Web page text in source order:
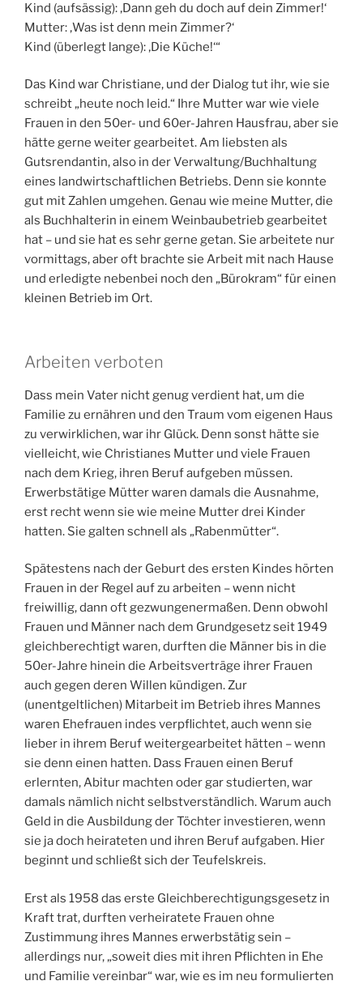
Diskussion zwischen Mutter und Kind.
Mutter: ‚Dann geh auf dein Zimmer!‘
Kind (aufsässig): ‚Dann geh du doch auf dein Zimmer!‘
Kind (überlegt lange): ‚Die Küche!‘“
Das Kind war Christiane, und der Dialog tut ihr, wie sie
schreibt „heute noch leid.“ Ihre Mutter war wie viele
Frauen in den 50er- und 60er-Jahren Hausfrau, aber sie
hätte gerne weiter gearbeitet. Am liebsten als
Gutsrendantin, also in der Verwaltung/Buchhaltung
eines landwirtschaftlichen Betriebs. Denn sie konnte
gut mit Zahlen umgehen. Genau wie meine Mutter, die
als Buchhalterin in einem Weinbaubetrieb gearbeitet
hat – und sie hat es sehr gerne getan. Sie arbeitete nur
vormittags, aber oft brachte sie Arbeit mit nach Hause
Arbeiten verboten
Dass mein Vater nicht genug verdient hat, um die
Familie zu ernähren und den Traum vom eigenen Haus
zu verwirklichen, war ihr Glück. Denn sonst hätte sie
vielleicht, wie Christianes Mutter und viele Frauen
nach dem Krieg, ihren Beruf aufgeben müssen.
Erwerbstätige Mütter waren damals die Ausnahme,
hatten. Sie galten schnell als „Rabenmütter“.
Spätestens nach der Geburt des ersten Kindes hörten
Frauen in der Regel auf zu arbeiten – wenn nicht
freiwillig, dann oft gezwungenermaßen. Denn obwohl
Frauen und Männer nach dem Grundgesetz seit 1949
gleichberechtigt waren, durften die Männer bis in die
50er-Jahre hinein die Arbeitsverträge ihrer Frauen
auch gegen deren Willen kündigen. Zur
(unentgeltlichen) Mitarbeit im Betrieb ihres Mannes
waren Ehefrauen indes verpflichtet, auch wenn sie
lieber in ihrem Beruf weitergearbeitet hätten – wenn
sie denn einen hatten. Dass Frauen einen Beruf
erlernten, Abitur machten oder gar studierten, war
damals nämlich nicht selbstverständlich. Warum auch
Geld in die Ausbildung der Töchter investieren, wenn
beginnt und schließt sich der Teufelskreis.
Erst als 1958 das erste Gleichberechtigungsgesetz in
Kraft trat, durften verheiratete Frauen ohne